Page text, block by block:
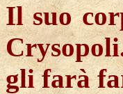
Il suo
gli farà